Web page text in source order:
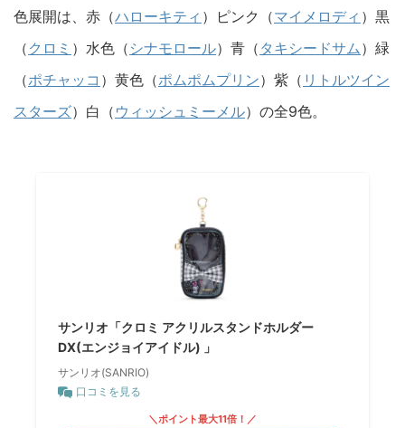
色展開は、赤（ハローキティ ）ピンク（マイメロディ ）黒
（ クロミ ）水色（ シナモロール）青（ タキシードサム）緑
（ポチャッコ ）黄色（ポムポムプリン）紫（ リトルツイン
スターズ）白（ ウィッシュミーメル）の全9色。
サンリオ「クロミ アクリルスタンドホルダー
DX(エンジョイアイドル) 」
サンリオ(SANRIO)
口コミを見る
＼ポイント最大11倍！／